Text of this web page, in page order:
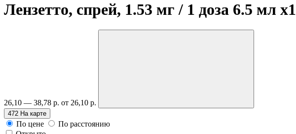
Лензетто, спрей, 1.53 мг / 1 доза 6.5 мл x1
26,10 — 38,78 р. от 26,10 р.
472 На карте
По цене
По расстоянию